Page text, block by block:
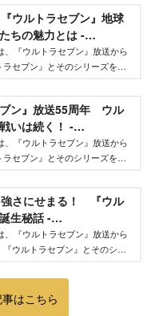
ウルトラセブン』地球
ちの魅力とは -
、『ウルトラセブン』放送から
セブン』とそのシリーズを網
当が、『ウルトラセブン』につ
今回は、さまざまな侵略計画
ばす宇宙人を深掘りします。
ブン』放送55周年 ウル
いは続く！ -
、『ウルトラセブン』放送から
セブン』とそのシリーズを網
が、『ウルトラセブン』につ
最終回は、ウルトラセブンの
ます。
さにせまる！ 『ウル
生秘話 -
、『ウルトラセブン』放送から
ウルトラセブン』とそのシリ
ェクトファイル』の電子復刻
の編集担当が、『ウルトラセブ
はこちら